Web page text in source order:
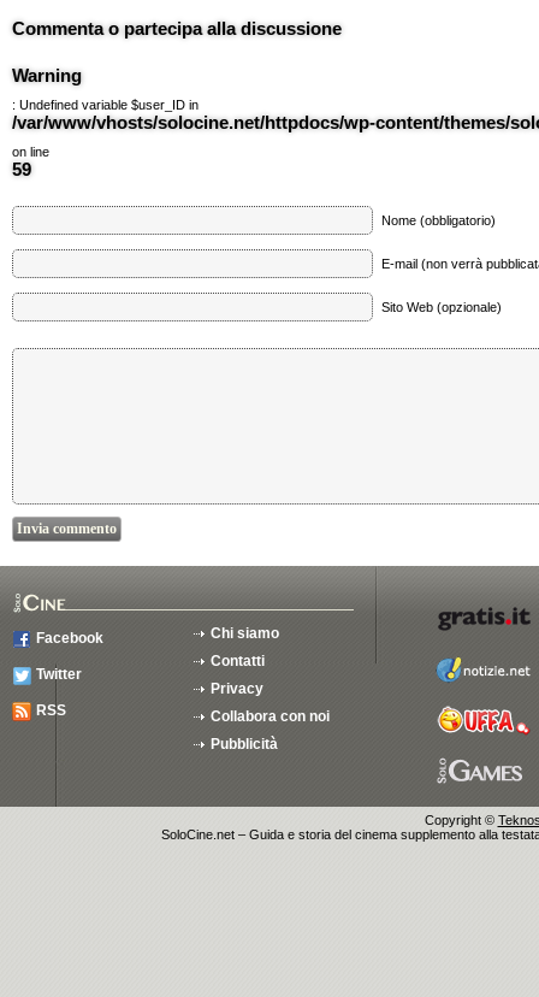
Commenta o partecipa alla discussione
Warning
: Undefined variable $user_ID in
/var/www/vhosts/solocine.net/httpdocs/wp-content/themes/
on line
59
Nome (obbligatorio)
E-mail (non verrà
Sito Web (opzionale)
Facebook
Twitter
RSS
Chi siamo
Contatti
Privacy
Collabora con noi
Pubblicità
Copyright ©
SoloCine.net – Guida e storia del cinema supplemento alla